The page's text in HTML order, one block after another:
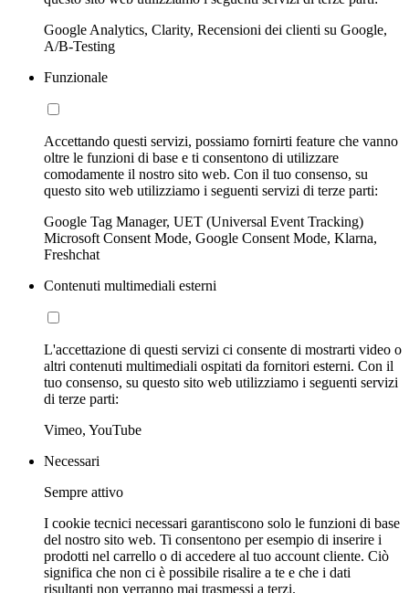
Google Analytics, Clarity, Recensioni dei clienti su Google,
A/B-Testing
Funzionale
Accettando questi servizi, possiamo fornirti feature che vanno
oltre le funzioni di base e ti consentono di utilizzare
comodamente il nostro sito web. Con il tuo consenso, su
questo sito web utilizziamo i seguenti servizi di terze parti:
Google Tag Manager, UET (Universal Event Tracking)
Microsoft Consent Mode, Google Consent Mode, Klarna,
Freshchat
Contenuti multimediali esterni
L'accettazione di questi servizi ci consente di mostrarti video o
altri contenuti multimediali ospitati da fornitori esterni. Con il
tuo consenso, su questo sito web utilizziamo i seguenti servizi
di terze parti:
Vimeo, YouTube
Necessari
Sempre attivo
I cookie tecnici necessari garantiscono solo le funzioni di base
del nostro sito web. Ti consentono per esempio di inserire i
prodotti nel carrello o di accedere al tuo account cliente. Ciò
significa che non ci è possibile risalire a te e che i dati
risultanti non verranno mai trasmessi a terzi.